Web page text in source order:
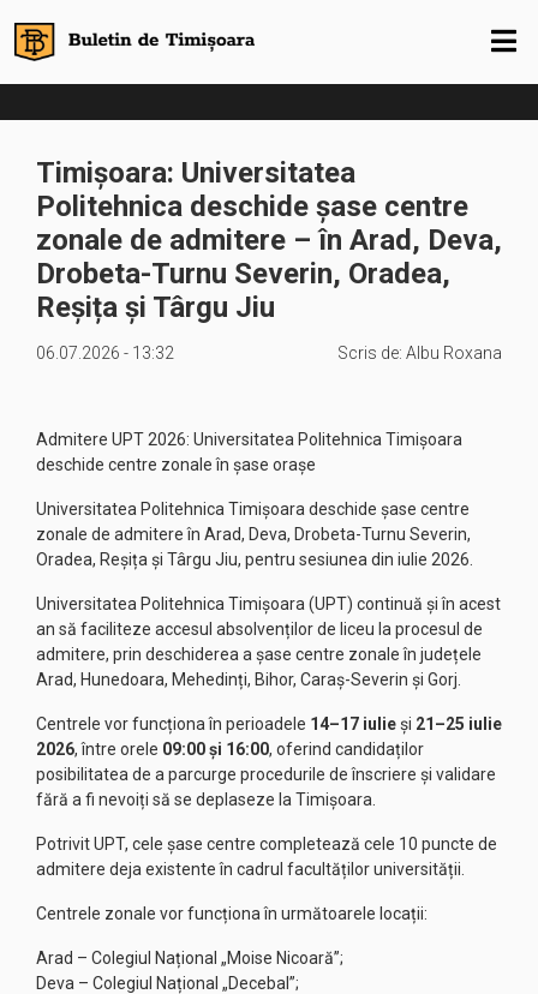
Timișoara: Universitatea
Politehnica deschide șase centre
zonale de admitere – în Arad, Deva,
Drobeta-Turnu Severin, Oradea,
Reșița și Târgu Jiu
06.07.2026 - 13:32 Scris de: Albu Roxana
Admitere UPT 2026: Universitatea Politehnica Timișoara
deschide centre zonale în șase orașe
Universitatea Politehnica Timișoara deschide șase centre
zonale de admitere în Arad, Deva, Drobeta-Turnu Severin,
Oradea, Reșița și Târgu Jiu, pentru sesiunea din iulie 2026.
Universitatea Politehnica Timișoara (UPT) continuă și în acest
an să faciliteze accesul absolvenților de liceu la procesul de
admitere, prin deschiderea a șase centre zonale în județele
Arad, Hunedoara, Mehedinți, Bihor, Caraș-Severin și Gorj.
Centrele vor funcționa în perioadele 14–17 iulieși 21–25 iulie
2026, între orele 09:00 și 16:00, oferind candidaților
posibilitatea de a parcurge procedurile de înscriere și validare
fără a fi nevoiți să se deplaseze la Timișoara.
Potrivit UPT, cele șase centre completează cele 10 puncte de
admitere deja existente în cadrul facultăților universității.
Centrele zonale vor funcționa în următoarele locații:
Arad – Colegiul Național „Moise Nicoară”;
Deva – Colegiul Național „Decebal”;